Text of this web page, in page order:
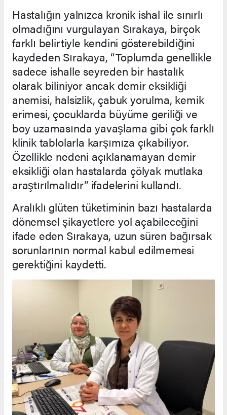
Hastalığın yalnızca kronik ishal ile sınırlı
olmadığını vurgulayan Sırakaya, birçok
farklı belirtiyle kendini gösterebildiğini
kaydeden Sırakaya, “Toplumda genellikle
sadece ishalle seyreden bir hastalık
olarak biliniyor ancak demir eksikliği
anemisi, halsizlik, çabuk yorulma, kemik
erimesi, çocuklarda büyüme geriliği ve
boy uzamasında yavaşlama gibi çok farklı
klinik tablolarla karşımıza çıkabiliyor.
Özellikle nedeni açıklanamayan demir
eksikliği olan hastalarda çölyak mutlaka
araştırılmalıdır” ifadelerini kullandı.
Aralıklı glüten tüketiminin bazı hastalarda
dönemsel şikayetlere yol açabileceğini
ifade eden Sırakaya, uzun süren bağırsak
sorunlarının normal kabul edilmemesi
gerektiğini kaydetti.